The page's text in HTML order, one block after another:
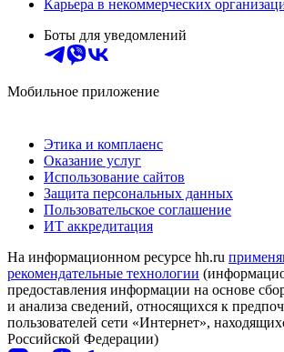
Карьера в некоммерческих
Боты для уведомлений
Мобильное приложение
Этика и комплаенс
Оказание услуг
Использование сайтов
Защита персональных данных
Пользовательское соглашение
ИТ аккредитация
На информационном ресурсе hh.ru
рекомендательные технологии
предоставления информации на основе
и анализа сведений, относящихся к
пользователей сети «Интернет»,
Российской Федерации)